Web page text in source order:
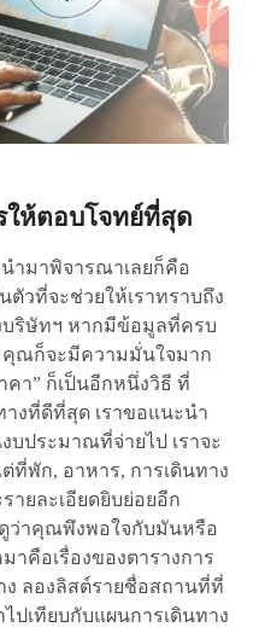
ให้ตอบโจทย์ที่สุด
นำมาพิจารณาเลยก็คือ
ตัวที่จะช่วยให้เราทราบถึง
ริษัทฯ หากมีข้อมูลที่ครบ
คุณก็จะมีความมั่นใจมาก
คา” ก็เป็นอีกหนึ่งวิธี ที่
งที่ดีที่สุด เราขอแนะนำ
ประมาณที่จ่ายไป เราจะ
ที่พัก, อาหาร, การเดินทาง
ายละเอียดยิบย่อยอีก
ว่าคุณพึงพอใจกับมันหรือ
มาคือเรื่องของตารางการ
ง ลองลิสต์รายชื่อสถานที่ที่
ปเทียบกับแผนการเดินทาง